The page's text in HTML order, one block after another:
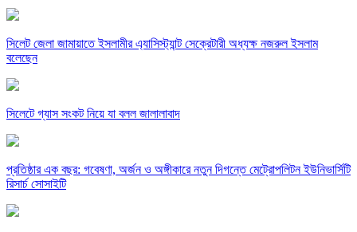
সিলেট জেলা জামায়াতে ইসলামীর এ্যাসিস্ট্যান্ট সেক্রেটারী অধ্যক্ষ নজরুল ইসলাম
বলেছেন
সিলেটে গ্যাস সংকট নিয়ে যা বলল জালালাবাদ
প্রতিষ্ঠার এক বছর: গবেষণা, অর্জন ও অঙ্গীকারে নতুন দিগন্তে মেট্রোপলিটন ইউনিভার্সিটি
রিসার্চ সোসাইটি